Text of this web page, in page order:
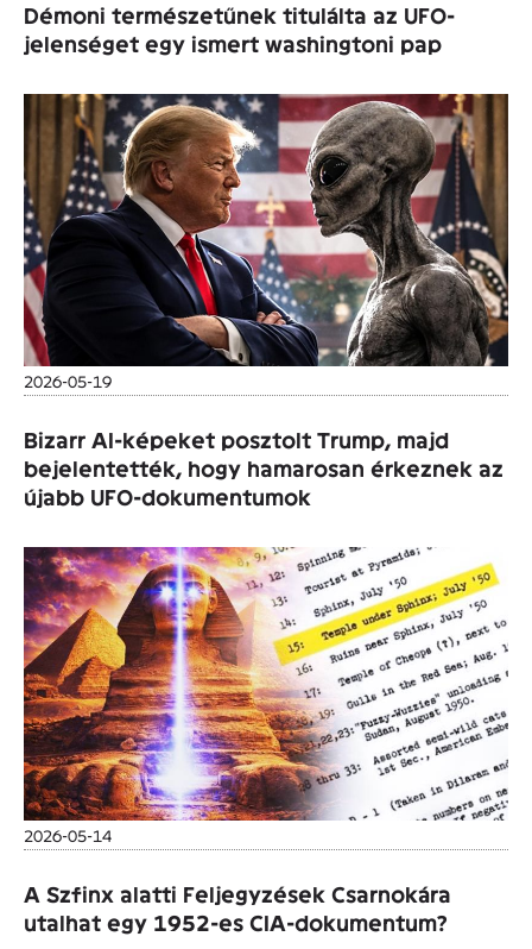
Démoni természetűnek titulálta az UFO-
jelenséget egy ismert washingtoni pap
2026-05-19
Bizarr AI-képeket posztolt Trump, majd
bejelentették, hogy hamarosan érkeznek az
újabb UFO-dokumentumok
2026-05-14
A Szfinx alatti Feljegyzések Csarnokára
utalhat egy 1952-es CIA-dokumentum?